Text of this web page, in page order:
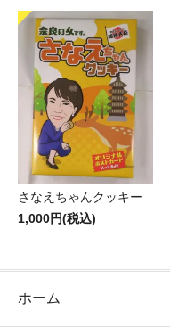
さなえちゃんクッキー
1,000円(税込)
ホーム